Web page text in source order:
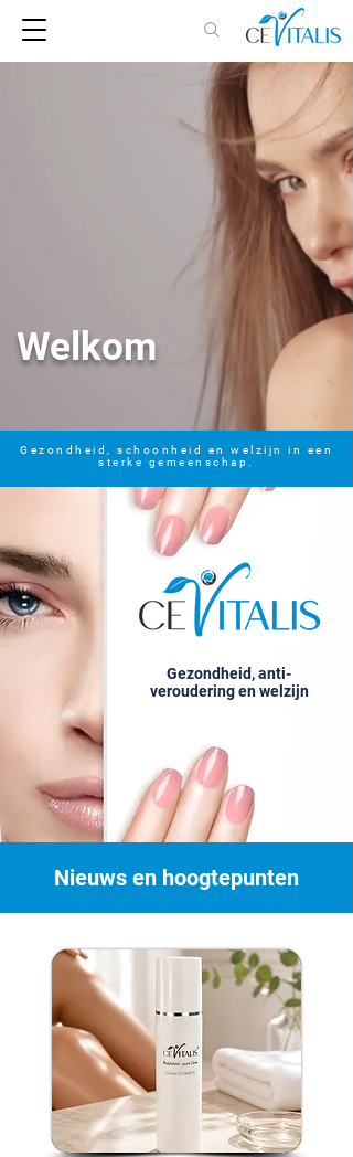
Welkom
Gezondheid, schoonheid en welzijn in een
sterke gemeenschap.
Gezondheid, anti-
veroudering en welzijn
Nieuws en hoogtepunten